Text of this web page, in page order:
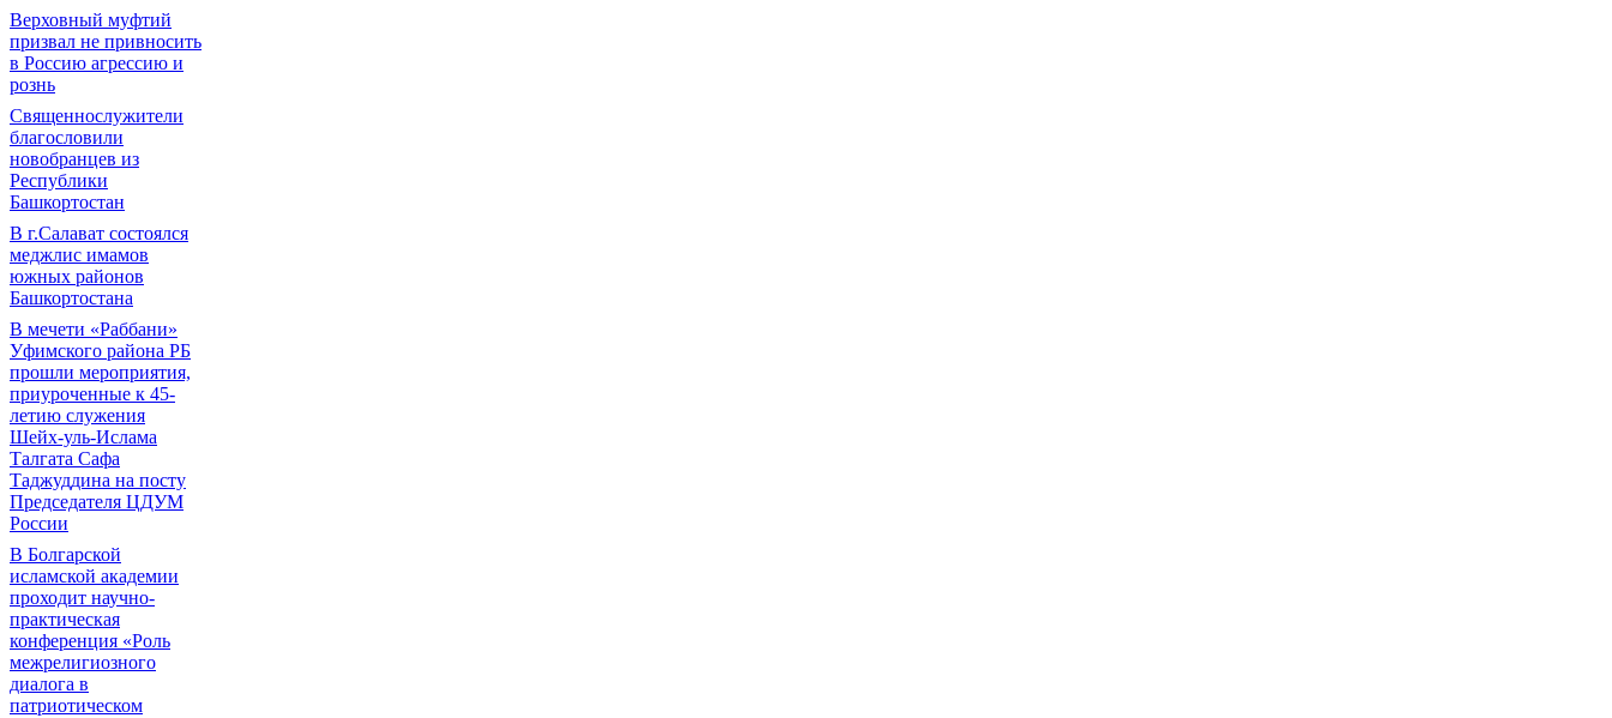
Верховный муфтий
призвал не привносить
в Россию агрессию и
рознь
Священнослужители
благословили
новобранцев из
Республики
Башкортостан
В г.Салават состоялся
меджлис имамов
южных районов
Башкортостана
В мечети «Раббани»
Уфимского района РБ
прошли мероприятия,
приуроченные к 45-
летию служения
Шейх-уль-Ислама
Талгата Сафа
Таджуддина на посту
Председателя ЦДУМ
России
В Болгарской
исламской академии
проходит научно-
практическая
конференция «Роль
межрелигиозного
диалога в
патриотическом